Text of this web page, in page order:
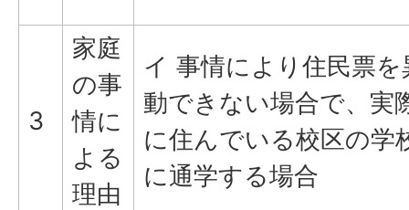
3
家庭
の事
情に
よる
理由
イ 事情により住民票を
動できない場合で、実
に住んでいる校区の学
に通学する場合